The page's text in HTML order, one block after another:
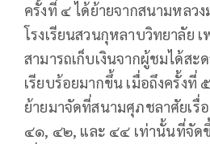
ครั้งที่ ๔ ได้ย้ายจากสนามหลว
โรงเรียนสวนกุหลาบวิทยาลัย
สามารถเก็บเงินจากผู้ชมได้สะ
เรียบร้อยมากขึ้น เมื่อถึงครั้งที่
ย้ายมาจัดที่สนามศุภชลาศัยเรื่
๔๑, ๔๒, และ ๔๔ เท่านั้นที่จัด